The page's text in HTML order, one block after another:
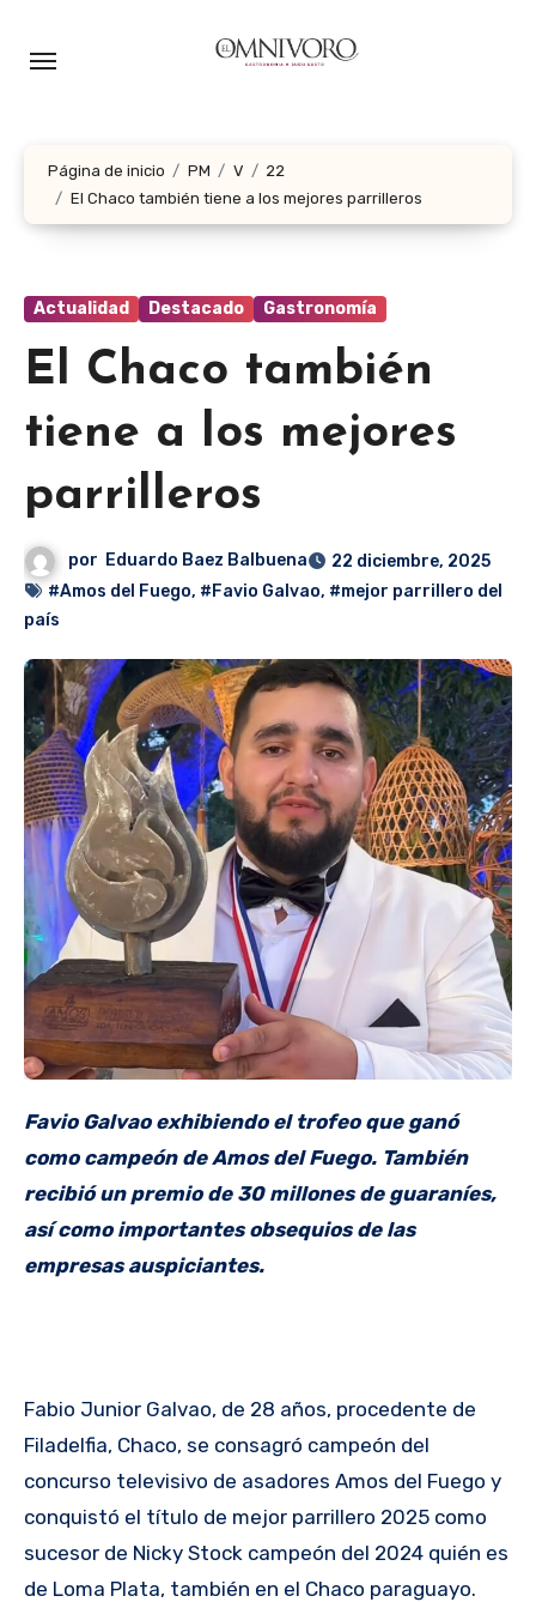
Página de inicio PM V
22
El Chaco también tiene a los mejores parrilleros
Actualidad Destacado Gastronomía
El Chaco también
tiene a los mejores
parrilleros
por Eduardo Baez Balbuena
22 diciembre, 2025
#Amos del Fuego, #Favio Galvao, #mejor parrillero del
país
Favio Galvao exhibiendo el trofeo que ganó
como campeón de Amos del Fuego. También
recibió un premio de 30 millones de guaraníes,
así como importantes obsequios de las
empresas auspiciantes.
Fabio Junior Galvao, de 28 años, procedente de
Filadelfia, Chaco, se consagró campeón del
concurso televisivo de asadores Amos del Fuego y
conquistó el título de mejor parrillero 2025 como
sucesor de Nicky Stock campeón del 2024 quién es
de Loma Plata, también en el Chaco paraguayo.